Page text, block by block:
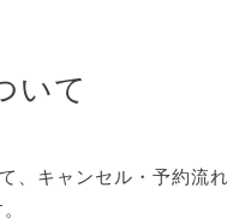
いて
、キャンセル・予約流